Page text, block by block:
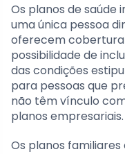
Os planos de saúde
uma única pessoa
oferecem
possibilidade de
das condições
para pessoas que
não têm vínculo
planos empresariais.
Os planos